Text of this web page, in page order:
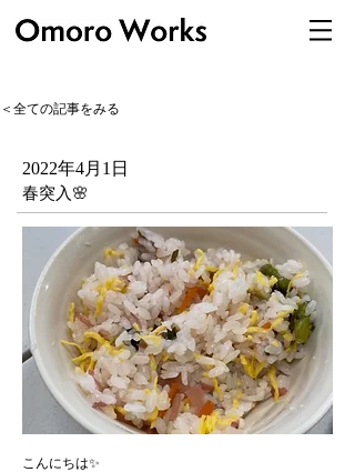
＜全ての記事をみる
2022年4月1日
春突入🌸
こんにちは✨